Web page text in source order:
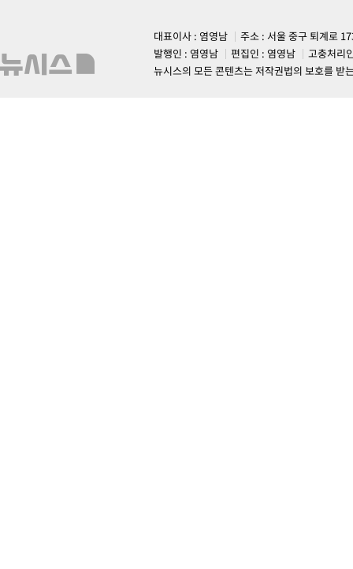
대표이사 : 염영남
주소 : 서울 중구 퇴계로
발행인 : 염영남
편집인 : 염영남
고충처리
뉴시스의 모든 콘텐츠는 저작권법의 보호를